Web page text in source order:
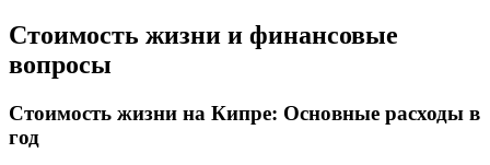
Стоимость жизни и финансовые
вопросы
Стоимость жизни на Кипре: Основные расходы в
год